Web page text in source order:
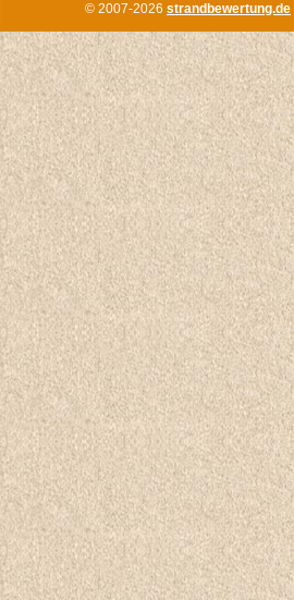
© 2007-2026 strandbewertung.de